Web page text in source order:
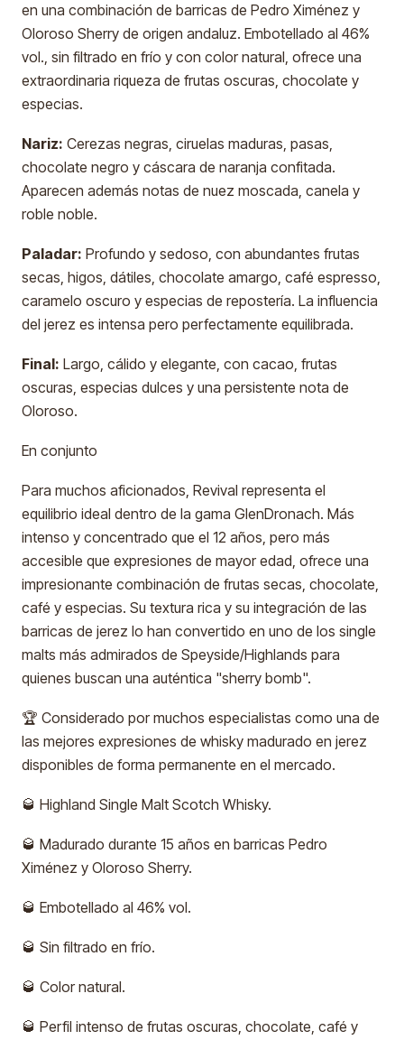
en una combinación de barricas de Pedro Ximénez y
Oloroso Sherry de origen andaluz. Embotellado al 46%
vol., sin filtrado en frío y con color natural, ofrece una
extraordinaria riqueza de frutas oscuras, chocolate y
especias.
Nariz: Cerezas negras, ciruelas maduras, pasas,
chocolate negro y cáscara de naranja confitada.
Aparecen además notas de nuez moscada, canela y
roble noble.
Paladar: Profundo y sedoso, con abundantes frutas
secas, higos, dátiles, chocolate amargo, café espresso,
caramelo oscuro y especias de repostería. La influencia
del jerez es intensa pero perfectamente equilibrada.
Final: Largo, cálido y elegante, con cacao, frutas
oscuras, especias dulces y una persistente nota de
Oloroso.
En conjunto
Para muchos aficionados, Revival representa el
equilibrio ideal dentro de la gama GlenDronach. Más
intenso y concentrado que el 12 años, pero más
accesible que expresiones de mayor edad, ofrece una
impresionante combinación de frutas secas, chocolate,
café y especias. Su textura rica y su integración de las
barricas de jerez lo han convertido en uno de los single
malts más admirados de Speyside/Highlands para
quienes buscan una auténtica "sherry bomb".
🏆 Considerado por muchos especialistas como una de
las mejores expresiones de whisky madurado en jerez
disponibles de forma permanente en el mercado.
🥃 Highland Single Malt Scotch Whisky.
🥃 Madurado durante 15 años en barricas Pedro
Ximénez y Oloroso Sherry.
🥃 Embotellado al 46% vol.
🥃 Sin filtrado en frío.
🥃 Color natural.
🥃 Perfil intenso de frutas oscuras, chocolate, café y